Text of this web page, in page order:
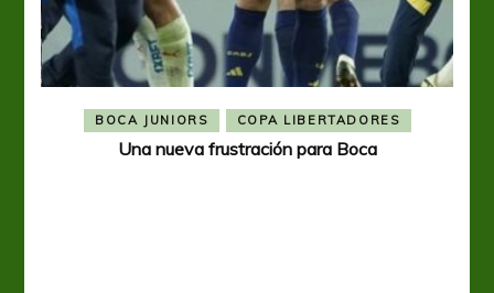
BOCA JUNIORS COPA LIBERTADORES
Una nueva frustración para Boca